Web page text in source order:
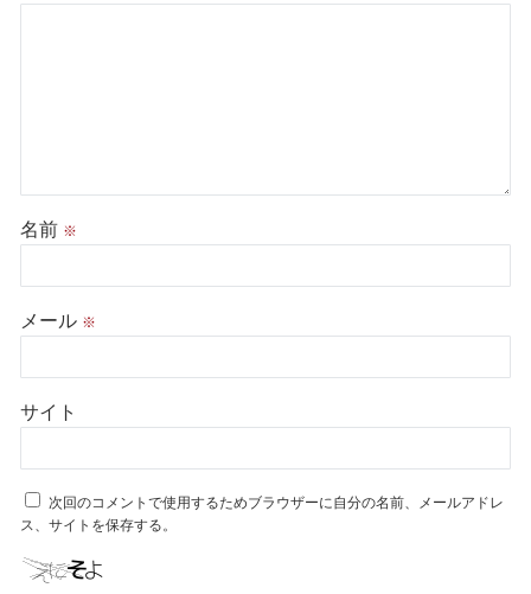
名前 ※
メール ※
サイト
次回のコメントで使用するためブラウザーに自分の名前、メールアドレ
ス、サイトを保存する。